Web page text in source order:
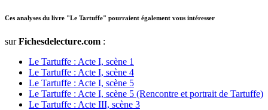
Ces analyses du livre "Le Tartuffe" pourraient également vous intéresser
surFichesdelecture.com :
Le Tartuffe : Acte I, scène 1
Le Tartuffe : Acte I, scène 4
Le Tartuffe : Acte I, scène 5
Le Tartuffe : Acte I, scène 5 (Rencontre et portrait de Tartuffe)
Le Tartuffe : Acte III, scène 3